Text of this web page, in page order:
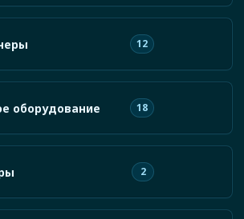
12
оборудование 18
2